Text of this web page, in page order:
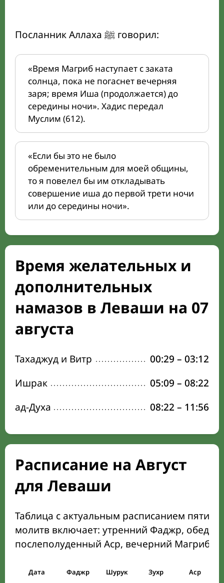
Посланник Аллаха ﷺ говорил:
«Время Магриб наступает с заката
солнца, пока не погаснет вечерняя
заря; время Иша (продолжается) до
середины ночи». Хадис передал
Муслим (612).
«Если бы это не было
обременительным для моей общины,
то я повелел бы им откладывать
совершение иша до первой трети ночи
или до середины ночи».
Время желательных и
дополнительных
намазов в Леваши на 07
августа
Тахаджуд и Витр 00:29 – 03:12
Ишрак
05:09 – 08:22
ад-Духа
08:22 – 11:56
Расписание на Август
для Леваши
Таблица с актуальным расписанием пяти
молитв включает: утренний Фаджр,
послеполуденный Аср, вечерний Магриб
Дата Фаджр Шурук Зухр Аср